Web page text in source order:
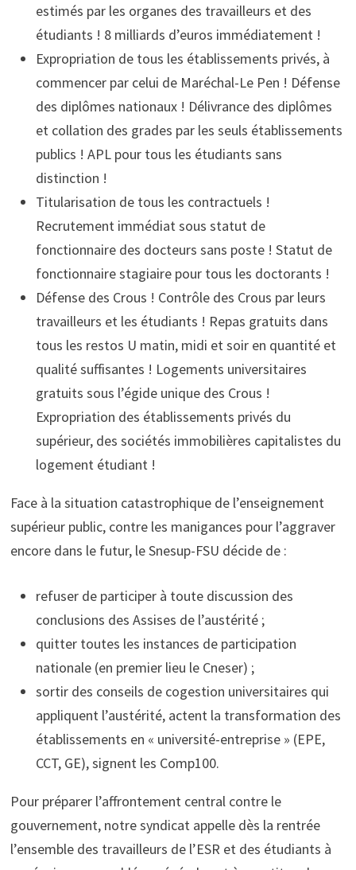
estimés par les organes des travailleurs et des
étudiants ! 8 milliards d’euros immédiatement !
Expropriation de tous les établissements privés, à
commencer par celui de Maréchal-Le Pen ! Défense
des diplômes nationaux ! Délivrance des diplômes
et collation des grades par les seuls établissements
publics ! APL pour tous les étudiants sans
distinction !
Titularisation de tous les contractuels !
Recrutement immédiat sous statut de
fonctionnaire des docteurs sans poste ! Statut de
fonctionnaire stagiaire pour tous les doctorants !
Défense des Crous ! Contrôle des Crous par leurs
travailleurs et les étudiants ! Repas gratuits dans
tous les restos U matin, midi et soir en quantité et
qualité suffisantes ! Logements universitaires
gratuits sous l’égide unique des Crous !
Expropriation des établissements privés du
supérieur, des sociétés immobilières capitalistes du
logement étudiant !
Face à la situation catastrophique de l’enseignement
supérieur public, contre les manigances pour l’aggraver
encore dans le futur, le Snesup-FSU décide de :
refuser de participer à toute discussion des
conclusions des Assises de l’austérité ;
quitter toutes les instances de participation
nationale (en premier lieu le Cneser) ;
sortir des conseils de cogestion universitaires qui
appliquent l’austérité, actent la transformation des
établissements en « université-entreprise » (EPE,
CCT, GE), signent les Comp100.
Pour préparer l’affrontement central contre le
gouvernement, notre syndicat appelle dès la rentrée
l’ensemble des travailleurs de l’ESR et des étudiants à